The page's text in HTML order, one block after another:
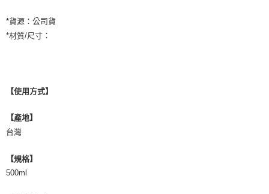
*貨源：公司貨
*材質/尺寸：
【使用方式】
【產地】
台灣
【規格】
500ml